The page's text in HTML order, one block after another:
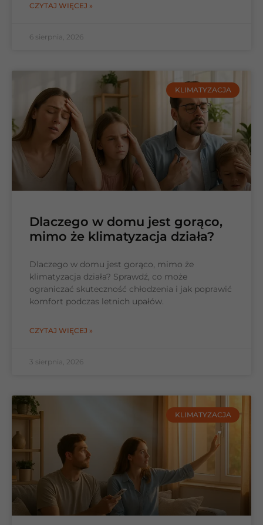
CZYTAJ WIĘCEJ »
6 sierpnia, 2026
KLIMATYZACJA
Dlaczego w domu jest gorąco,
mimo że klimatyzacja działa?
Dlaczego w domu jest gorąco, mimo że
klimatyzacja działa? Sprawdź, co może
ograniczać skuteczność chłodzenia i jak poprawić
komfort podczas letnich upałów.
CZYTAJ WIĘCEJ »
3 sierpnia, 2026
KLIMATYZACJA